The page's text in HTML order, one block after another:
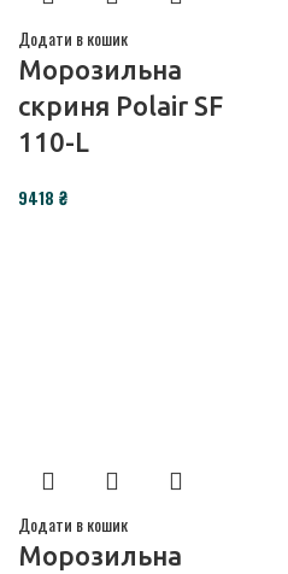
Додати в кошик
Морозильна
скриня Polair SF
110-L
9418 ₴
Додати в кошик
Морозильна